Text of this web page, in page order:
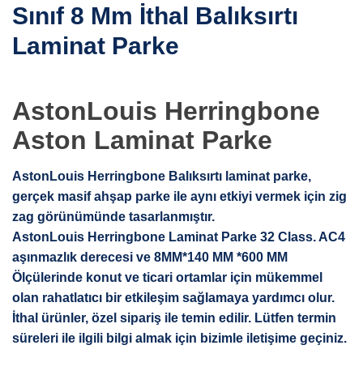
Sınıf 8 Mm İthal Balıksırtı
Laminat Parke
AstonLouis Herringbone
Aston Laminat Parke
AstonLouis Herringbone Balıksırtı laminat parke,
gerçek masif ahşap parke ile aynı etkiyi vermek için zig
zag görünümünde tasarlanmıştır.
AstonLouis Herringbone Laminat Parke 32 Class. AC4
aşınmazlık derecesi ve 8MM*140 MM *600 MM
Ölçülerinde konut ve ticari ortamlar için mükemmel
olan rahatlatıcı bir etkileşim sağlamaya yardımcı olur.
İthal ürünler, özel sipariş ile temin edilir. Lütfen termin
süreleri ile ilgili bilgi almak için bizimle iletişime geçiniz.